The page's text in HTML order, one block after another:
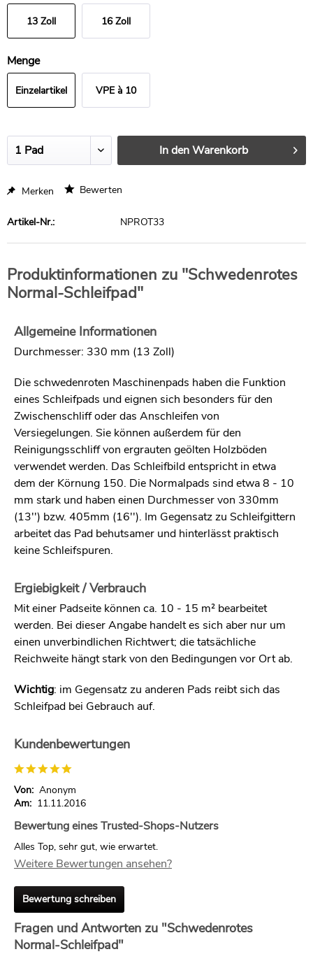
13 Zoll 16 Zoll
Menge
Einzelartikel VPE à 10
In denWarenkorb
Merken Bewerten
Artikel-Nr.: NPROT33
Produktinformationen zu "Schwedenrotes
Normal-Schleifpad"
Allgemeine Informationen
Durchmesser: 330 mm (13 Zoll)
Die schwedenroten Maschinenpads haben die Funktion
eines Schleifpads und eignen sich besonders für den
Zwischenschliff oder das Anschleifen von
Versiegelungen. Sie können außerdem für den
Reinigungsschliff von ergrauten geölten Holzböden
verwendet werden. Das Schleifbild entspricht in etwa
dem der Körnung 150. Die Normalpads sind etwa 8 - 10
mm stark und haben einen Durchmesser von 330mm
(13'') bzw. 405mm (16''). Im Gegensatz zu Schleifgittern
arbeitet das Pad behutsamer und hinterlässt praktisch
keine Schleifspuren.
Ergiebigkeit / Verbrauch
Mit einer Padseite können ca. 10 - 15 m² bearbeitet
werden. Bei dieser Angabe handelt es sich aber nur um
einen unverbindlichen Richtwert; die tatsächliche
Reichweite hängt stark von den Bedingungen vor Ort ab.
Wichtig: im Gegensatz zu anderen Pads reibt sich das
Schleifpad bei Gebrauch auf.
Kundenbewertungen
Von: Anonym
Am: 11.11.2016
Bewertung eines Trusted-Shops-Nutzers
Alles Top, sehr gut, wie erwartet.
Weitere Bewertungen ansehen?
Bewertung schreiben
Fragen und Antworten zu "Schwedenrotes
Normal-Schleifpad"